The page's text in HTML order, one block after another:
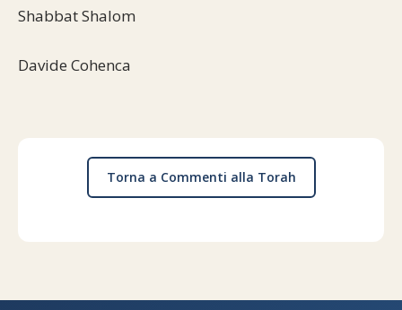
Shabbat Shalom
Davide Cohenca
Torna a Commenti alla Torah